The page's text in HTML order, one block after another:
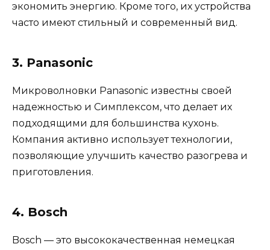
экономить энергию. Кроме того, их устройства
часто имеют стильный и современный вид.
3. Panasonic
Микроволновки Panasonic известны своей
надежностью и Симплексом, что делает их
подходящими для большинства кухонь.
Компания активно использует технологии,
позволяющие улучшить качество разогрева и
приготовления.
4. Bosch
Bosch — это высококачественная немецкая